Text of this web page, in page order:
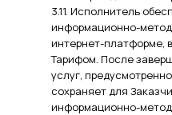
3.11. Исполнитель
информационно-
интернет-платформе,
Тарифом. После
услуг,
сохраняет для
информационно-